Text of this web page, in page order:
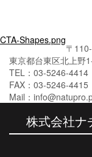
投
稿
ナ
ビ
ー
CTA-Shapes.png
〒
東京都台東区北上野
TEL：03-5246-4414
FAX：03-5246-4415
Mail：
株式会社ナ